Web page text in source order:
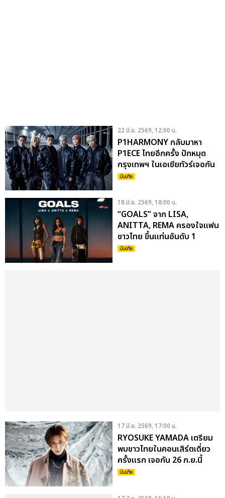
22 มิ.ย. 2569, 12:00 น.
P1HARMONY กลับมาหา
P1ECE ไทยอีกครั้ง ปักหมุด
กรุงเทพฯ ในเอเชียทัวร์เจอกัน
22 ส.ค. นี้
บันเทิง
18 มิ.ย. 2569, 18:00 น.
“GOALS” จาก LISA,
ANITTA, REMA ครองใจแฟน
ชาวไทย ขึ้นแท่นอันดับ 1
ประเทศที่ฟังเพลงนี้มากที่สุดใน
บันเทิง
17 มิ.ย. 2569, 17:00 น.
RYOSUKE YAMADA เตรียม
พบชาวไทยในคอนเสิร์ตเดี่ยว
ครั้งแรก เจอกัน 26 ก.ย.นี้
ธันเดอร์โดม เมืองทองธานี
บันเทิง